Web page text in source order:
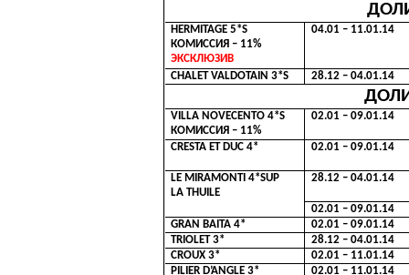
HERMITAGE 5*S
КОМИССИЯ – 11%
ЭКСКЛЮЗИВ
04.01 – 11.01.14
CHALET VALDOTAIN 3*S 28.12 – 04.01.14
VILLA NOVECENTO 4*S
КОМИССИЯ – 11%
02.01 – 09.01.14
CRESTA ET DUC 4* 02.01 – 09.01.14
LE MIRAMONTI 4*SUP
LA THUILE
28.12 – 04.01.14
02.01 – 09.01.14
GRAN BAITA 4*
02.01 – 09.01.14
TRIOLET 3*
28.12 – 04.01.14
CROUX 3*
02.01 – 11.01.14
PILIER D’ANGLE 3*
02.01 – 11.01.14